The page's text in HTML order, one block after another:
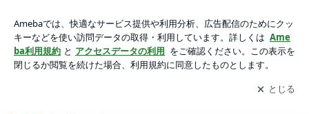
アプリをダウンロードして ブログの更新通知
を受け取りまし
ょう。
開く